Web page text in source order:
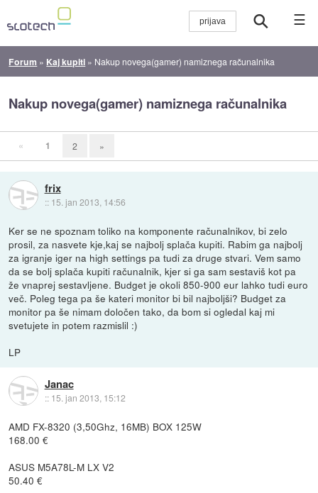
☰
Forum » Kaj kupiti » Nakup novega(gamer) namiznega računalnika
Nakup novega(gamer) namiznega računalnika
« 1 2 »
frix
:: 15. jan 2013, 14:56
Ker se ne spoznam toliko na komponente računalnikov, bi zelo
prosil, za nasvete kje,kaj se najbolj splača kupiti. Rabim ga najbolj
za igranje iger na high settings pa tudi za druge stvari. Vem samo
da se bolj splača kupiti računalnik, kjer si ga sam sestaviš kot pa
že vnaprej sestavljene. Budget je okoli 850-900 eur lahko tudi euro
več. Poleg tega pa še kateri monitor bi bil najboljši? Budget za
monitor pa še nimam določen tako, da bom si ogledal kaj mi
svetujete in potem razmislil :)
LP
Janac
:: 15. jan 2013, 15:12
AMD FX-8320 (3,50Ghz, 16MB) BOX 125W
168.00 €
ASUS M5A78L-M LX V2
50.40 €